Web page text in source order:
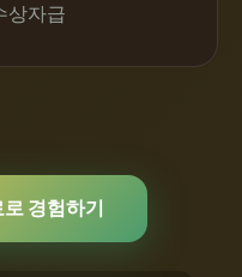
상자급
경험하기